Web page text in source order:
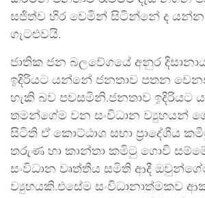
සජිත්ව හිර වෙමින් සිටින්නේ ද යන්න
ගැටළුවයි.
ජාතික ජන බලවේගයේ අනුර
ඉදිරියට යන්නේ ජනතාව පතන
හැකි බව පවසමිනි.ජනතාව ඉදිරියට
තමන්ගේම වන සංවිධාන ව්‍යුහයන්
සිටිති ඒ කොට්ඨාශ සභා ප්‍රාදේශීය
තරුණ හා කාන්තා කමිටු ගොවි
සංවිධාන වෘත්තීය සමිති ආදී
ව්‍යුහයකි.එසේම සංවිධානාත්මකව